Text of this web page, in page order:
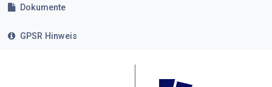
Dokumente
GPSR Hinweis